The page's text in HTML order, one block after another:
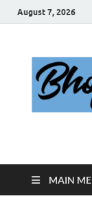
August 7, 2026
MAIN